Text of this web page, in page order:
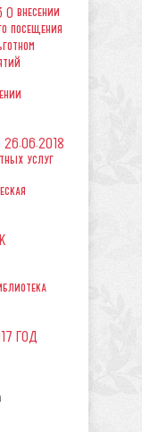
внесении
посещения
26.06.2018
услуг
ГОД